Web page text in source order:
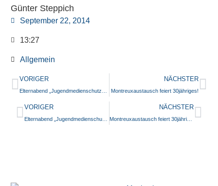
Günter Steppich
September 22, 2014
13:27
Allgemein
VORIGER NÄCHSTER
Montreuxaustausch feiert 30jähriges!
VORIGER NÄCHSTER
Montreuxaustausch feiert 30jähriges!